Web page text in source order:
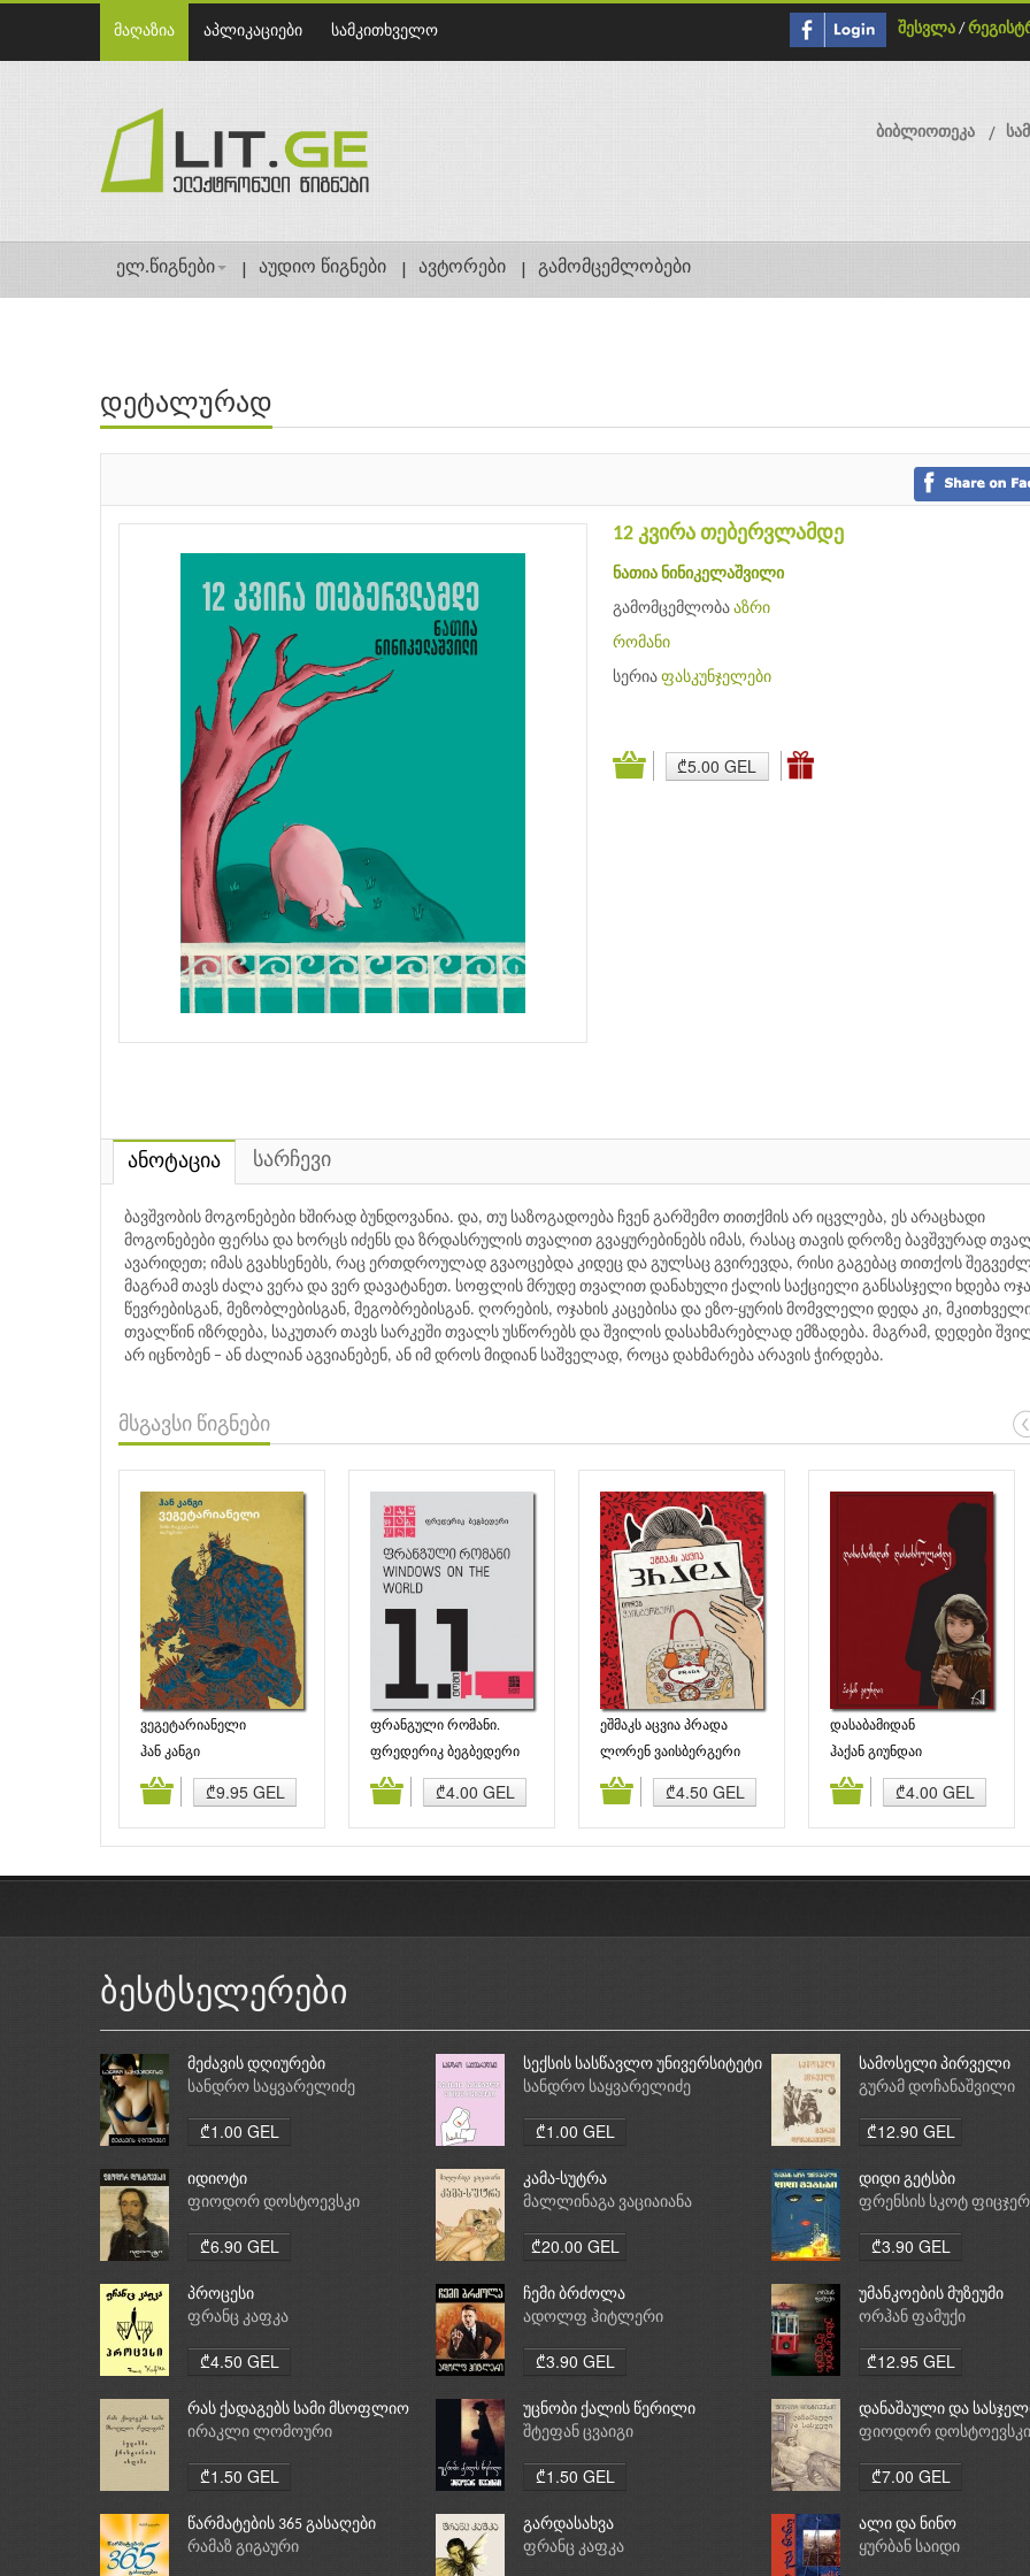
მაღაზია აპლიკაციები სამკითხველო შესვლა /
ბიბლიოთეკა
ელ.წიგნები აუდიო წიგნები ავტორები გამომცემლობები
დეტალურად
12 კვირა თებერვლამდე
ნათია ნინიკელაშვილი
გამომცემლობა აზრი
რომანი
სერია ფასკუნჯელები
₾5.00 GEL
ანოტაცია სარჩევი
ბავშვობის მოგონებები ხშირად ბუნდოვანია. და, თუ საზოგადოება ჩვენ გარშემო თითქმის არ იცვლება, ეს არაცხადი
მოგონებები ფერსა და ხორცს იძენს და ზრდასრულის თვალით გვაყურებინებს იმას, რასაც თავის დროზე ბავშვურად
ავარიდეთ; იმას გვახსენებს, რაც ერთდროულად გვაოცებდა კიდეც და გულსაც გვირევდა, რისი გაგებაც თითქოს
მაგრამ თავს ძალა ვერა და ვერ დავატანეთ. სოფლის მრუდე თვალით დანახული ქალის საქციელი განსასჯელი ხდება
წევრებისგან, მეზობლებისგან, მეგობრებისგან. ღორების, ოჯახის კაცებისა და ეზო-ყურის მომვლელი დედა კი,
თვალწინ იზრდება, საკუთარ თავს სარკეში თვალს უსწორებს და შვილის დასახმარებლად ემზადება. მაგრამ, დედები
არ იცნობენ – ან ძალიან აგვიანებენ, ან იმ დროს მიდიან საშველად, როცა დახმარება არავის ჭირდება.
მსგავსი წიგნები
ვეგეტარიანელი
ჰან კანგი
₾9.95 GEL
ფრანგული რომანი.
Windows on the world
ფრედერიკ ბეგბედერი
₾4.00 GEL
ეშმაკს აცვია პრადა
ლორენ ვაისბერგერი
₾4.50 GEL
დასაბამიდან
დასასრულამდე
ჰაქან გიუნდაი
₾4.00 GEL
კალათაში დამატება კალათაში დამატება კალათაში დამატება კალათაში დამატება
ბესტსელერები
მეძავის დღიურები
სანდრო საყვარელიძე
₾1.00 GEL
სექსის სასწავლო უნივერსიტეტი
სანდრო საყვარელიძე
₾1.00 GEL
სამოსელი პირველი
გურამ დოჩანაშვილი
₾12.90 GEL
იდიოტი
ფიოდორ დოსტოევსკი
₾6.90 GEL
კამა-სუტრა
მალლინაგა ვაციაიანა
₾20.00 GEL
დიდი გეტსბი
ფრენსის სკოტ
₾3.90 GEL
პროცესი
ფრანც კაფკა
₾4.50 GEL
ჩემი ბრძოლა
ადოლფ ჰიტლერი
₾3.90 GEL
უმანკოების მუზეუმი
ორჰან ფამუქი
₾12.95 GEL
რას ქადაგებს სამი მსოფლიო
რელიგია: ბუდიზმი,
ირაკლი ლომოური
₾1.50 GEL
უცნობი ქალის წერილი
შტეფან ცვაიგი
₾1.50 GEL
დანაშაული და
ფიოდორ დოსტოევსკი
₾7.00 GEL
წარმატების 365 გასაღები
რამაზ გიგაური
გარდასახვა
ფრანც კაფკა
ალი და ნინო
ყურბან საიდი